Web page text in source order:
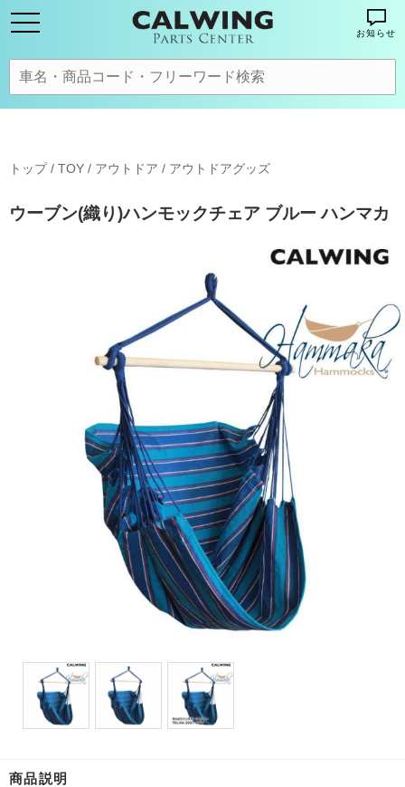
お知らせ
トップ/ TOY / アウトドア / アウトドアグッズ
ウーブン(織り)ハンモックチェア ブルー ハンマカ
商品説明